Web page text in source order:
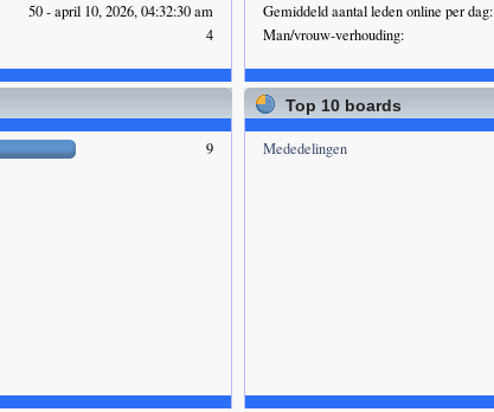
50 - april 10, 2026, 04:32:30 am
4
Gemiddeld aantal leden online per dag:
Man/vrouw-verhouding:
9
Top 10 boards
Mededelingen